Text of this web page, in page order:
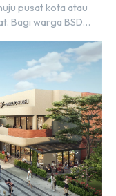
pusat kota atau
Bagi warga BSD
Sebagai
bertransformasi
mendukung […]